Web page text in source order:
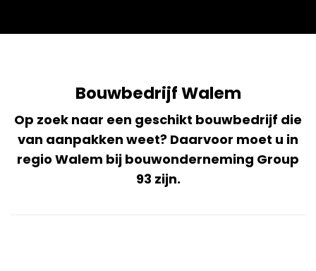
Bouwbedrijf Walem
Op zoek naar een geschikt bouwbedrijf die
van aanpakken weet? Daarvoor moet u in
regio Walem bij bouwonderneming Group
93 zijn.